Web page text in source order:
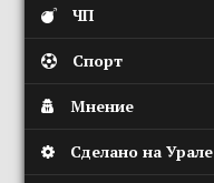
ЧП
Спорт
Мнение
Сделано на Урале